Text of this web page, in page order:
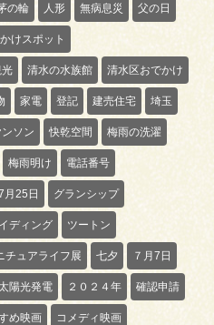
の輪 人形 無病息災 父の日
けスポット
清水の水族館 清水区おでかけ
家電 登記 建売住宅 埼玉
ンソン 快乾空間 梅雨の洗濯
梅雨明け 電話番号
月25日 グランシップ
ディング ツートン
チュアライフ展 七夕 ７月7日
太陽光発電 ２０２４年 確認申請
め映画 コメディ映画